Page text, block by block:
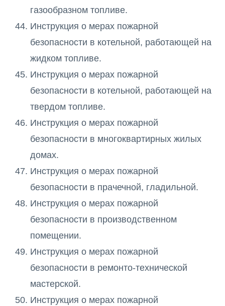
газообразном топливе.
Инструкция о мерах пожарной
безопасности в котельной, работающей на
жидком топливе.
Инструкция о мерах пожарной
безопасности в котельной, работающей на
твердом топливе.
Инструкция о мерах пожарной
безопасности в многоквартирных жилых
домах.
Инструкция о мерах пожарной
безопасности в прачечной, гладильной.
Инструкция о мерах пожарной
безопасности в производственном
помещении.
Инструкция о мерах пожарной
безопасности в ремонто-технической
мастерской.
Инструкция о мерах пожарной